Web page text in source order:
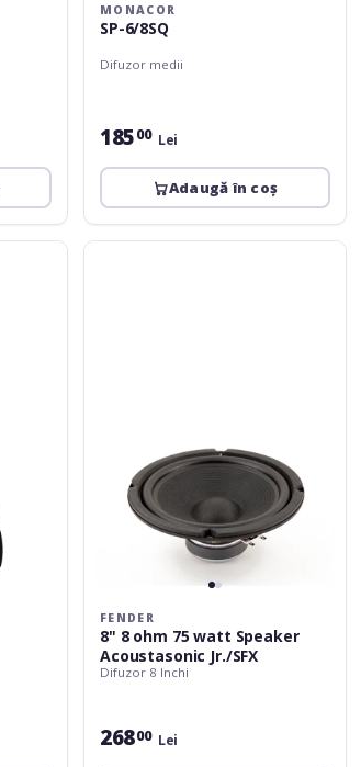
MONACOR
SP-6/8SQ
Difuzor medii
18500 Lei
Adaugă în coș
Fender
FENDER
8" 8 ohm 75 watt Speaker
Acoustasonic Jr./SFX
Difuzor 8 Inchi
26800 Lei